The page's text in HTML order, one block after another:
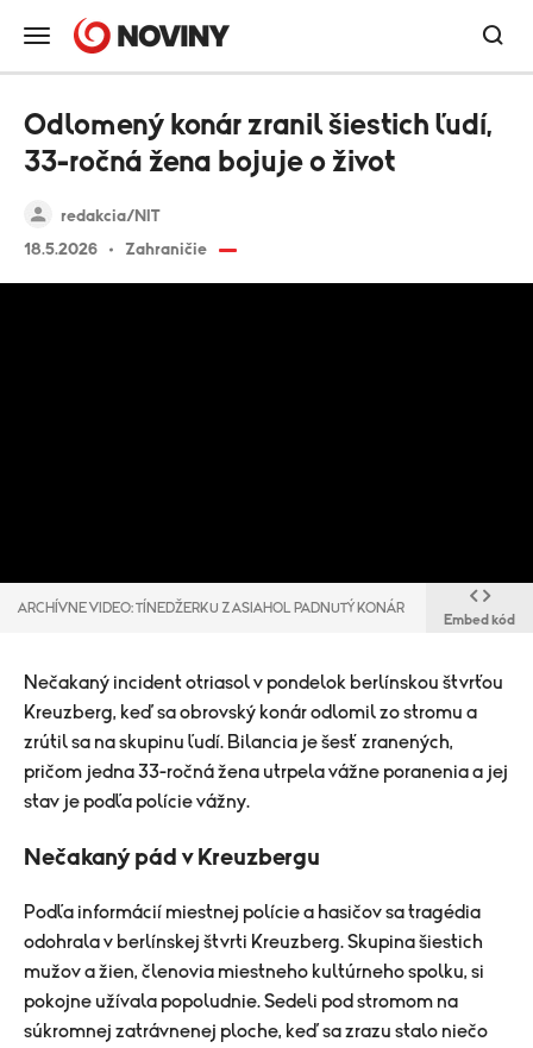
redakcia/NIT
18.5.2026
Zahraničie
Odlomený konár zranil šiestich ľudí,
33-ročná žena bojuje o život
ARCHÍVNE VIDEO: TÍNEDŽERKU ZASIAHOL PADNUTÝ KONÁR
Embed kód
Nečakaný incident otriasol v pondelok berlínskou štvrťou
Kreuzberg, keď sa obrovský konár odlomil zo stromu a
zrútil sa na skupinu ľudí. Bilancia je šesť zranených,
pričom jedna 33-ročná žena utrpela vážne poranenia a jej
stav je podľa polície vážny.
Nečakaný pád v Kreuzbergu
Podľa informácií miestnej polície a hasičov sa tragédia
odohrala v berlínskej štvrti Kreuzberg. Skupina šiestich
mužov a žien, členovia miestneho kultúrneho spolku, si
pokojne užívala popoludnie. Sedeli pod stromom na
súkromnej zatrávnenej ploche, keď sa zrazu stalo niečo